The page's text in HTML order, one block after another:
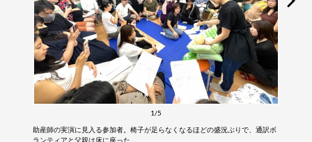
1/5
助産師の実演に見入る参加者。椅子が足らなくなるほどの盛況ぶりで、通訳ボ
ランティアと父親は床に座った